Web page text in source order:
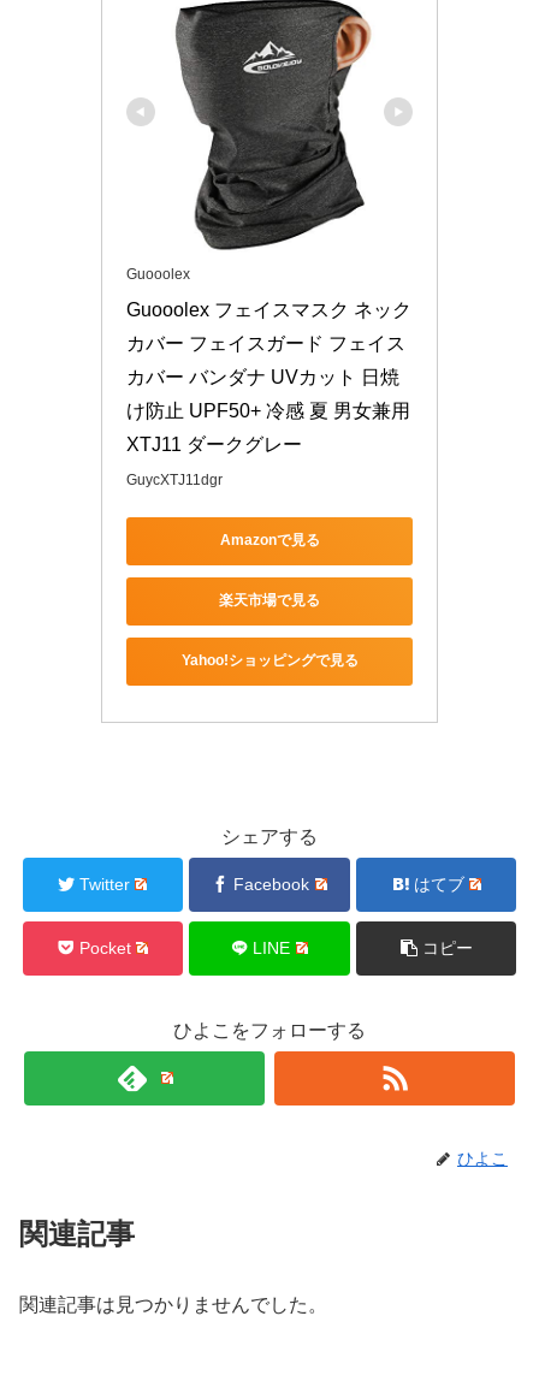
Guooolex
Guooolex フェイスマスク ネック
カバー フェイスガード フェイス
カバー バンダナ UVカット 日焼
け防止 UPF50+ 冷感 夏 男女兼用
XTJ11 ダークグレー
GuycXTJ11dgr
Amazonで見る
楽天市場で見る
Yahoo!ショッピングで見る
シェアする
Twitter Facebook はてブ
Pocket LINE コピー
ひよこをフォローする
ひよこ
関連記事
関連記事は見つかりませんでした。